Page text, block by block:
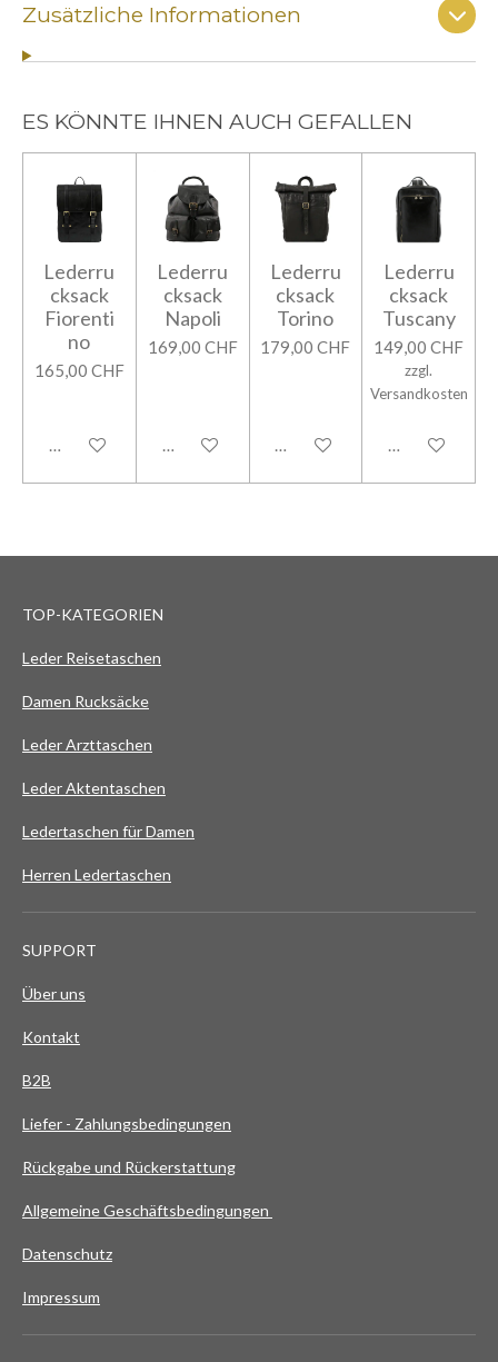
Zusätzliche Informationen
ES KÖNNTE IHNEN AUCH GEFALLEN
Lederru
cksack
Fiorenti
no
165,00 CHF
In den Warenkorb
Lederru
cksack
Napoli
169,00 CHF
In den Warenkorb
Lederru
cksack
Torino
179,00 CHF
In den Warenkorb
Lederru
cksack
Tuscany
149,00 CHF
zzgl.
Versandkosten
In den
TOP-KATEGORIEN
Leder Reisetaschen
Damen Rucksäcke
Leder Arzttaschen
Leder Aktentaschen
Ledertaschen für Damen
Herren Ledertaschen
SUPPORT
Über uns
Kontakt
B2B
Liefer - Zahlungsbedingungen
Rückgabe und Rückerstattung
Allgemeine Geschäftsbedingungen
Datenschutz
Impressum